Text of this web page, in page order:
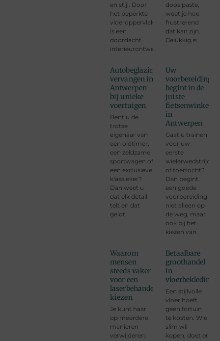
en stijl. Door
het beperkte
vloeroppervlak
is een
doordacht
interieurontwerp
doos paste,
weet je hoe
frustrerend
dat kan zijn.
Gelukkig is
Autobeglazing
vervangen in
Antwerpen
bij unieke
voertuigen
Bent u de
trotse
eigenaar van
een oldtimer,
een zeldzame
sportwagen of
een exclusieve
klassieker?
Dan weet u
dat elk detail
telt en dat
geldt
Uw
voorbereiding
begint in de
juiste
fietsenwinkel
in
Antwerpen
Gaat u trainen
voor uw
eerste
wielerwedstrijd
of toertocht?
Dan begint
een goede
voorbereiding
niet alleen op
de weg, maar
ook bij het
kiezen van
Waarom
mensen
steeds vaker
voor een
laserbehandeling
kiezen
Je kunt haar
op meerdere
manieren
verwijderen:
Betaalbare
groothandel
in
vloerbekleding
Een stijlvolle
vloer hoeft
geen fortuin
te kosten. Wie
slim wil
kopen, doet er